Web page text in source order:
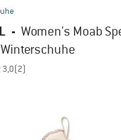
- Women's Moab
Winterschuhe
3,0(2)